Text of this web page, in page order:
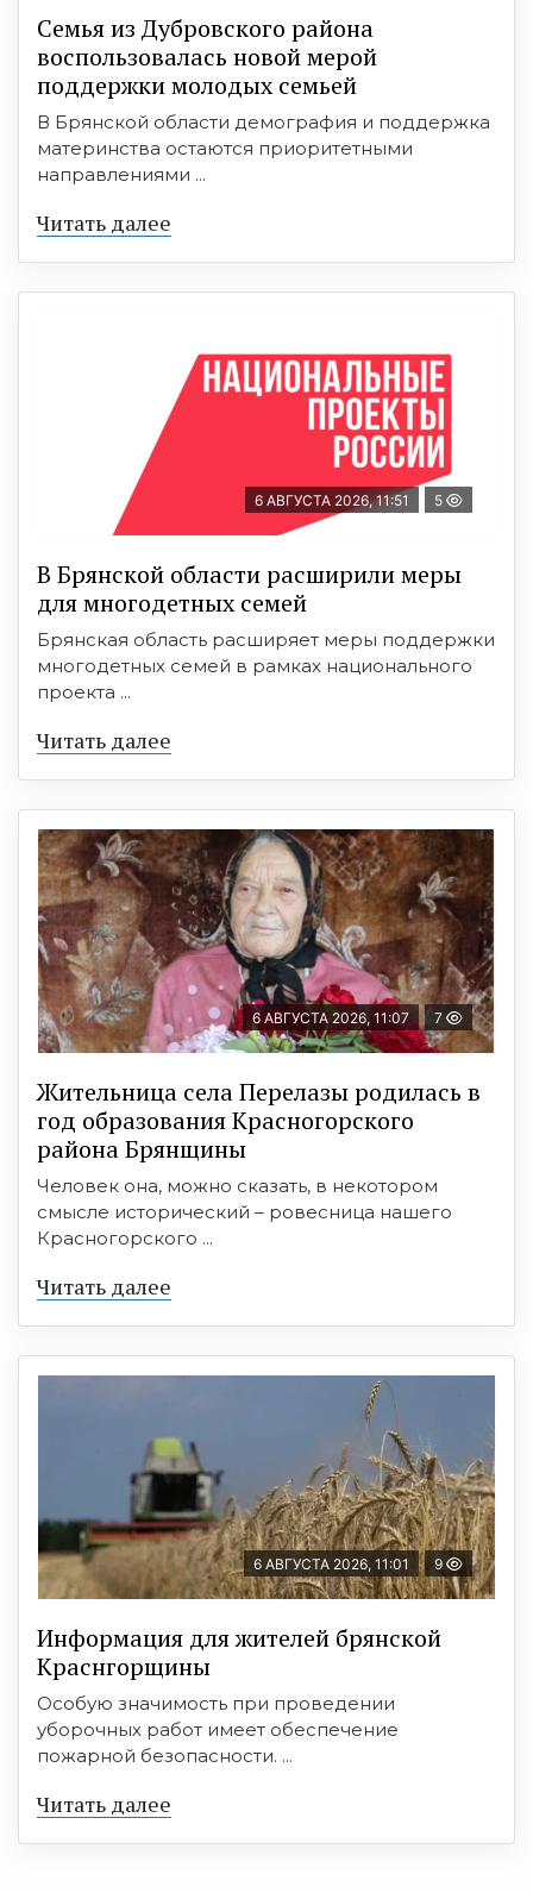
Семья из Дубровского района
воспользовалась новой мерой
поддержки молодых семьей
В Брянской области демография и поддержка
материнства остаются приоритетными
направлениями ...
Читать далее
6 АВГУСТА 2026, 11:51 5
В Брянской области расширили меры
для многодетных семей
Брянская область расширяет меры поддержки
многодетных семей в рамках национального
проекта ...
Читать далее
6 АВГУСТА 2026, 11:07 7
Жительница села Перелазы родилась в
год образования Красногорского
района Брянщины
Человек она, можно сказать, в некотором
смысле исторический – ровесница нашего
Красногорского ...
Читать далее
6 АВГУСТА 2026, 11:01 9
Информация для жителей брянской
Краснгорщины
Особую значимость при проведении
уборочных работ имеет обеспечение
пожарной безопасности. ...
Читать далее